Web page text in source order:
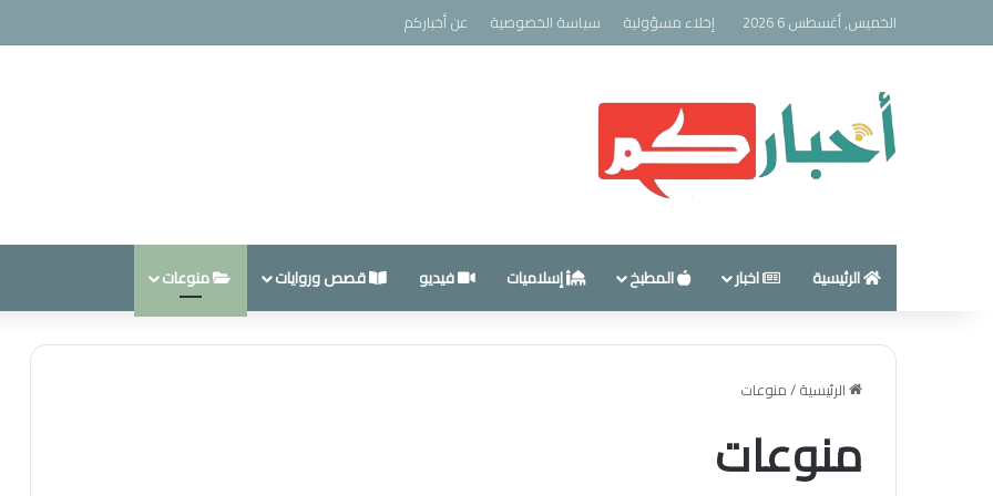
الخميس, أغسطس 6 2026 إخلاء مسؤولية سياسة الخصوصية عن أخباركم
الرئيسية اخبار المطبخ إسلاميات فيديو قصص وروايات منوعات
الرئيسية/منوعات
منوعات